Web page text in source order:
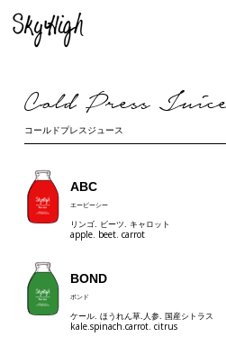
Cold Press
コールドプレスジュース
ABC
エービーシー
リンゴ. ビーツ. キャロット
apple. beet. carrot
BOND
ボンド
ケール. ほうれん草.人参. 国産シトラス
kale.spinach.carrot. citrus